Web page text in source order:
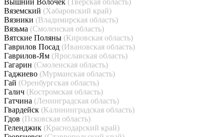
Вышний Волочёк (Тверская область)
Вяземский (Хабаровский край)
Вязники (Владимирская область)
Вязьма (Смоленская область)
Вятские Поляны (Кировская область)
Гаврилов Посад (Ивановская область)
Гаврилов-Ям (Ярославская область)
Гагарин (Смоленская область)
Гаджиево (Мурманская область)
Гай (Оренбургская область)
Галич (Костромская область)
Гатчина (Ленинградская область)
Гвардейск (Калининградская область)
Гдов (Псковская область)
Геленджик (Краснодарский край)